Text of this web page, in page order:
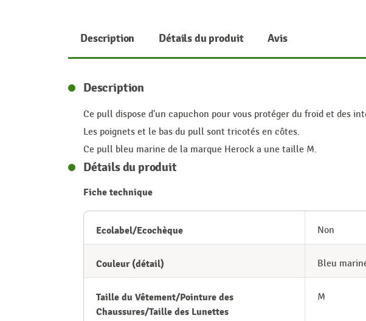
Description Détails du produit Avis
Description
Ce pull dispose d'un capuchon pour vous protéger du froid et des
Les poignets et le bas du pull sont tricotés en côtes.
Ce pull bleu marine de la marque Herock a une taille M.
Détails du produit
Fiche technique
Ecolabel/Ecochèque Non
Couleur (détail) Bleu
Taille du Vêtement/Pointure des
Chaussures/Taille des Lunettes
M